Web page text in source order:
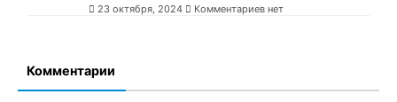
23 октября, 2024 Комментариев нет
Комментарии